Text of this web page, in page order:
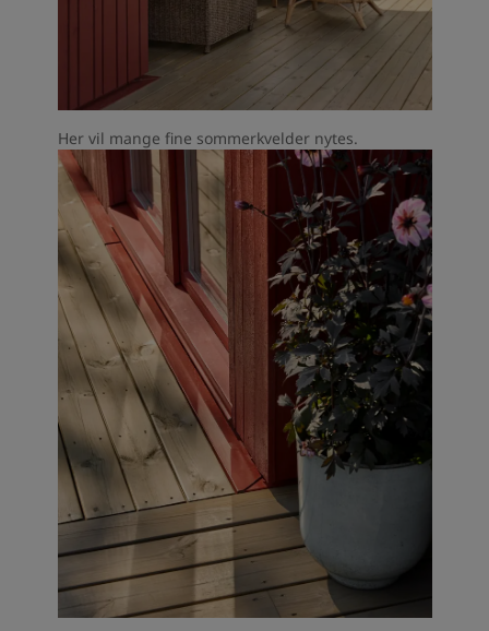
Her vil mange fine sommerkvelder nytes.